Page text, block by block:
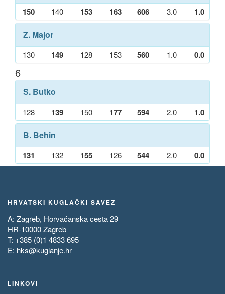
150 140 153 163 606 3.0 1.0
Z. Major
130 149 128 153 560 1.0 0.0
6
S. Butko
128 139 150 177 594 2.0 1.0
B. Behin
131 132 155 126 544 2.0 0.0
HRVATSKI KUGLAČKI SAVEZ
A: Zagreb, Horvaćanska cesta 29
HR-10000 Zagreb
T: +385 (0)1 4833 695
E: hks@kuglanje.hr
LINKOVI